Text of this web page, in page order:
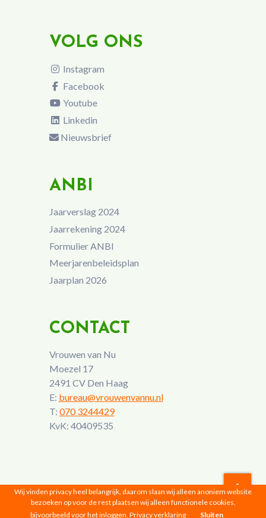
VOLG ONS
Instagram
Facebook
Youtube
Linkedin
Nieuwsbrief
ANBI
Jaarverslag 2024
Jaarrekening 2024
Formulier ANBI
Meerjarenbeleidsplan
Jaarplan 2026
CONTACT
Vrouwen van Nu
Moezel 17
2491 CV Den Haag
E: bureau@vrouwenvannu.nl
T: 070 3244429
KvK: 40409535
Vrouwen van Nu © 2026 |Privacyverklaring
Wij vinden privacy heel belangrijk, daarom slaan wij alleen anoniem website
bezoeken op voor de rest plaatsen wij alleen functionele cookies,
bijvoorbeeld voor het inloggen. Privacy verklaring Sluiten